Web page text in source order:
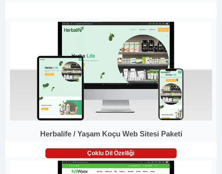
Herbalife / Yaşam Koçu Web Sitesi Paketi
Çoklu Dil Özelliği